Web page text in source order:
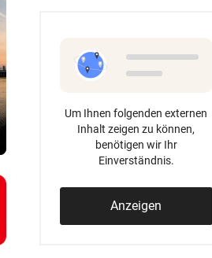
nach Stiegensturz
und kein
Um Ihnen folgenden externen
Inhalt zeigen zu können,
benötigen wir Ihr
Einverständnis.
Anzeigen